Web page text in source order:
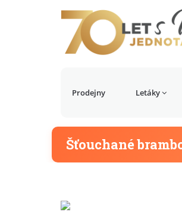
Prodejny Letáky
Šťouchané